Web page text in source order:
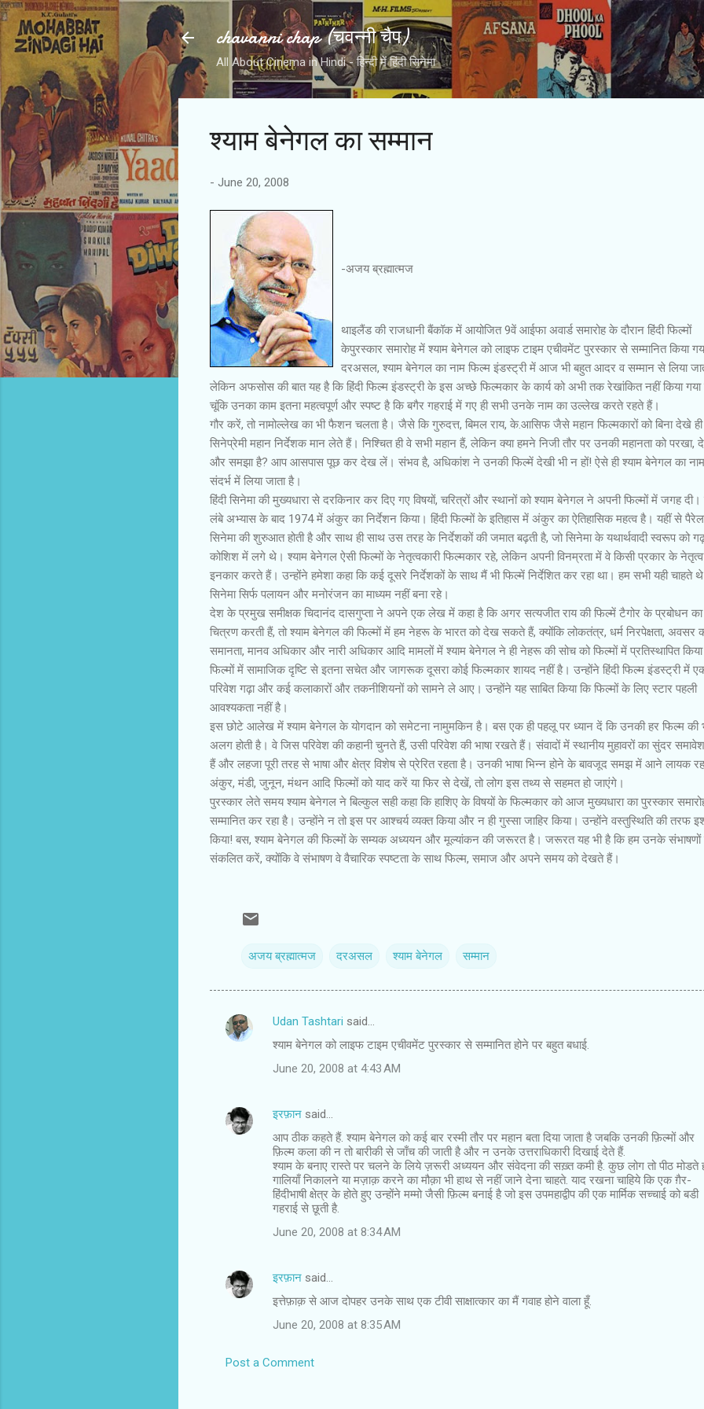
Skip to main content
chavanni chap (चवन्नी चैप)
All About Cinema in Hindi - हिन्दी में हिंदी सिनेमा
श्याम बेनेगल का सम्मान
- June 20, 2008
-अजय ब्रह्मात्मज
थाइलैंड की राजधानी बैंकॉक में आयोजित 9वें आईफा अवार्ड समारोह के दौरान हिंदी फिल्मों
केपुरस्कार समारोह में श्याम बेनेगल को लाइफ टाइम एचीवमेंट पुरस्कार से सम्मानित किया
दरअसल, श्याम बेनेगल का नाम फिल्म इंडस्ट्री में आज भी बहुत आदर व सम्मान से लिया
लेकिन अफसोस की बात यह है कि हिंदी फिल्म इंडस्ट्री के इस अच्छे फिल्मकार के कार्य को अभी तक रेखांकित नहीं किया
चूंकि उनका काम इतना महत्वपूर्ण और स्पष्ट है कि बगैर गहराई में गए ही सभी उनके नाम का उल्लेख करते रहते हैं।
गौर करें, तो नामोल्लेख का भी फैशन चलता है। जैसे कि गुरुदत्त, बिमल राय, के.आसिफ जैसे महान फिल्मकारों को बिना देखे ही
सिनेप्रेमी महान निर्देशक मान लेते हैं। निश्चित ही वे सभी महान हैं, लेकिन क्या हमने निजी तौर पर उनकी महानता को परखा,
और समझा है? आप आसपास पूछ कर देख लें। संभव है, अधिकांश ने उनकी फिल्में देखी भी न हों! ऐसे ही श्याम बेनेगल का
संदर्भ में लिया जाता है।
हिंदी सिनेमा की मुख्यधारा से दरकिनार कर दिए गए विषयों, चरित्रों और स्थानों को श्याम बेनेगल ने अपनी फिल्मों में जगह दी।
लंबे अभ्यास के बाद 1974 में अंकुर का निर्देशन किया। हिंदी फिल्मों के इतिहास में अंकुर का ऐतिहासिक महत्व है। यहीं से
सिनेमा की शुरुआत होती है और साथ ही साथ उस तरह के निर्देशकों की जमात बढ़ती है, जो सिनेमा के यथार्थवादी स्वरूप को
कोशिश में लगे थे। श्याम बेनेगल ऐसी फिल्मों के नेतृत्वकारी फिल्मकार रहे, लेकिन अपनी विनम्रता में वे किसी प्रकार के
इनकार करते हैं। उन्होंने हमेशा कहा कि कई दूसरे निर्देशकों के साथ मैं भी फिल्में निर्देशित कर रहा था। हम सभी यही चाहते
सिनेमा सिर्फ पलायन और मनोरंजन का माध्यम नहीं बना रहे।
देश के प्रमुख समीक्षक चिदानंद दासगुप्ता ने अपने एक लेख में कहा है कि अगर सत्यजीत राय की फिल्में टैगोर के प्रबोधन का
चित्रण करती हैं, तो श्याम बेनेगल की फिल्मों में हम नेहरू के भारत को देख सकते हैं, क्योंकि लोकतंत्र, धर्म निरपेक्षता, अवसर
समानता, मानव अधिकार और नारी अधिकार आदि मामलों में श्याम बेनेगल ने ही नेहरू की सोच को फिल्मों में प्रतिस्थापित
फिल्मों में सामाजिक दृष्टि से इतना सचेत और जागरूक दूसरा कोई फिल्मकार शायद नहीं है। उन्होंने हिंदी फिल्म इंडस्ट्री में
परिवेश गढ़ा और कई कलाकारों और तकनीशियनों को सामने ले आए। उन्होंने यह साबित किया कि फिल्मों के लिए स्टार पहली
आवश्यकता नहीं है।
इस छोटे आलेख में श्याम बेनेगल के योगदान को समेटना नामुमकिन है। बस एक ही पहलू पर ध्यान दें कि उनकी हर फिल्म की
अलग होती है। वे जिस परिवेश की कहानी चुनते हैं, उसी परिवेश की भाषा रखते हैं। संवादों में स्थानीय मुहावरों का सुंदर
हैं और लहजा पूरी तरह से भाषा और क्षेत्र विशेष से प्रेरित रहता है। उनकी भाषा भिन्न होने के बावजूद समझ में आने लायक
अंकुर, मंडी, जुनून, मंथन आदि फिल्मों को याद करें या फिर से देखें, तो लोग इस तथ्य से सहमत हो जाएंगे।
पुरस्कार लेते समय श्याम बेनेगल ने बिल्कुल सही कहा कि हाशिए के विषयों के फिल्मकार को आज मुख्यधारा का पुरस्कार
सम्मानित कर रहा है। उन्होंने न तो इस पर आश्चर्य व्यक्त किया और न ही गुस्सा जाहिर किया। उन्होंने वस्तुस्थिति की तरफ
किया! बस, श्याम बेनेगल की फिल्मों के सम्यक अध्ययन और मूल्यांकन की जरूरत है। जरूरत यह भी है कि हम उनके संभाषणों
संकलित करें, क्योंकि वे संभाषण वे वैचारिक स्पष्टता के साथ फिल्म, समाज और अपने समय को देखते हैं।
अजय ब्रह्मात्मज दरअसल श्याम बेनेगल सम्मान
C
e
Udan Tashtari said…
श्याम बेनेगल को लाइफ टाइम एचीवमेंट पुरस्कार से सम्मानित होने पर बहुत बधाई.
June 20, 2008 at 4:43 AM
इरफ़ान said…
आप ठीक कहते हैं. श्याम बेनेगल को कई बार रस्मी तौर पर महान बता दिया जाता है जबकि उनकी फ़िल्मों और
फ़िल्म कला की न तो बारीकी से जाँच की जाती है और न उनके उत्तराधिकारी दिखाई देते हैं.
श्याम के बनाए रास्ते पर चलने के लिये ज़रूरी अध्ययन और संवेदना की सख़्त कमी है. कुछ लोग तो पीठ मोडते
गालियाँ निकालने या मज़ाक़ करने का मौक़ा भी हाथ से नहीं जाने देना चाहते. याद रखना चाहिये कि एक ग़ैर-
हिंदीभाषी क्षेत्र के होते हुए उन्होंने मम्मो जैसी फ़िल्म बनाई है जो इस उपमहाद्वीप की एक मार्मिक सच्चाई को बडी
गहराई से छूती है.
June 20, 2008 at 8:34 AM
इरफ़ान said…
इत्तेफ़ाक़ से आज दोपहर उनके साथ एक टीवी साक्षात्कार का मैं गवाह होने वाला हूँ.
June 20, 2008 at 8:35 AM
Post a Comment